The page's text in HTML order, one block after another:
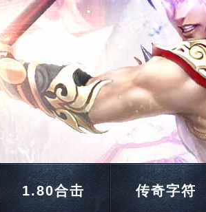
1.80合击 传奇字符